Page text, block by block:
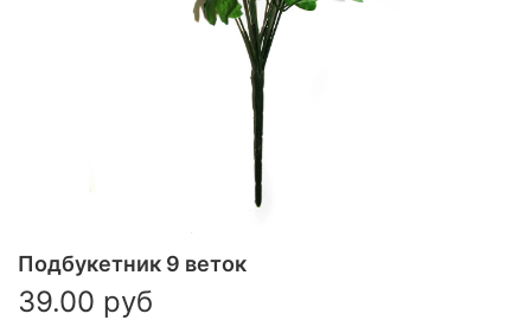
Подбукетник 9 веток
39.00 руб